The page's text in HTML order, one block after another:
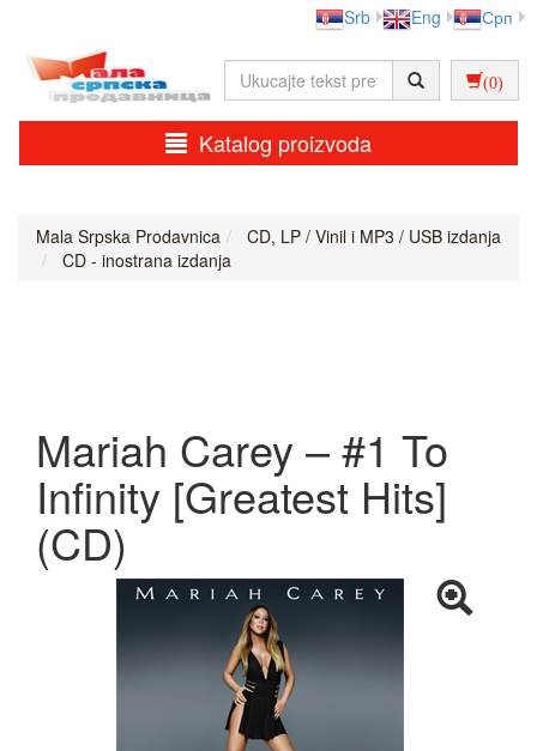
Srb Eng Срп
(0)
Katalog proizvoda
Mala Srpska Prodavnica
CD, LP / Vinil i MP3 / USB izdanja
CD - inostrana izdanja
Mariah Carey – #1 To
Infinity [Greatest Hits]
(CD)